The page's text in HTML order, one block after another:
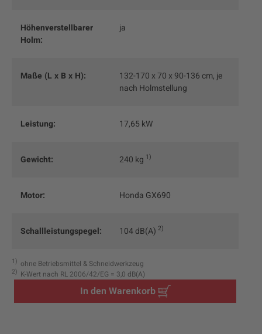
Höhenverstellbarer
Holm:
ja
Maße (L x B x H):
132-170 x 70 x 90-136 cm, je
nach Holmstellung
Leistung: 17,65 kW
Gewicht: 240 kg 1
Motor: Honda GX690
Schallleistungspegel: 104 dB(A) 2
1 ohne Betriebsmittel & Schneidwerkzeug
2 K-Wert nach RL 2006/42/EG = 3,0 dB(A)
In den Warenkorb